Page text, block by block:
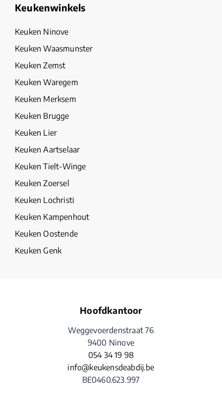
Keukenwinkels
Keuken Ninove
Keuken Waasmunster
Keuken Zemst
Keuken Waregem
Keuken Merksem
Keuken Brugge
Keuken Lier
Keuken Aartselaar
Keuken Tielt-Winge
Keuken Zoersel
Keuken Lochristi
Keuken Kampenhout
Keuken Oostende
Keuken Genk
Hoofdkantoor
Weggevoerdenstraat 76
9400 Ninove
054 34 19 98
info@keukensdeabdij.be
BE0460.623.997